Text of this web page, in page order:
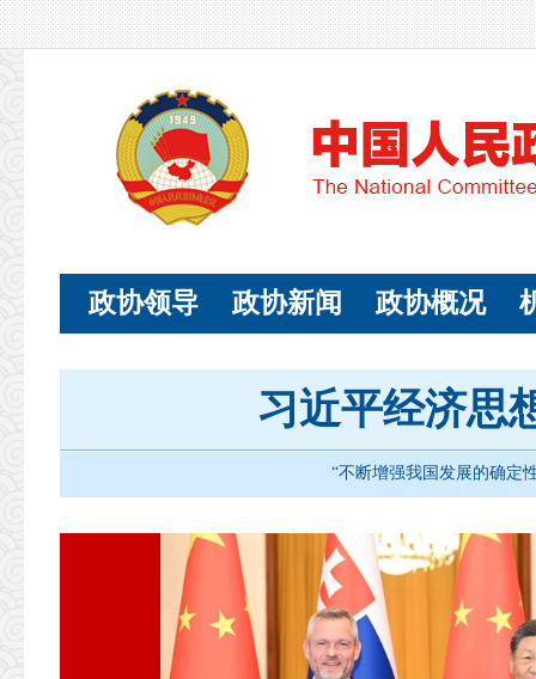
政协领导 政协新闻 政协概况
习近平经济思
“不断增强我国发展的确定